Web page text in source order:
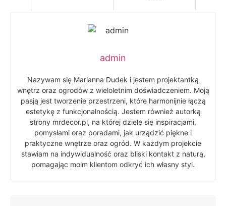
admin
Nazywam się Marianna Dudek i jestem projektantką
wnętrz oraz ogrodów z wieloletnim doświadczeniem. Moją
pasją jest tworzenie przestrzeni, które harmonijnie łączą
estetykę z funkcjonalnością. Jestem również autorką
strony mrdecor.pl, na której dzielę się inspiracjami,
pomysłami oraz poradami, jak urządzić piękne i
praktyczne wnętrze oraz ogród. W każdym projekcie
stawiam na indywidualność oraz bliski kontakt z naturą,
pomagając moim klientom odkryć ich własny styl.